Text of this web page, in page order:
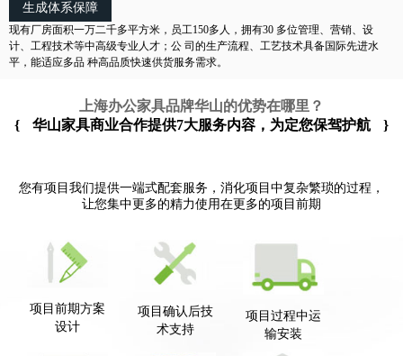
生成体系保障
现有厂房面积一万二千多平方米，员工150多人，拥有30 多位管理、营销、设
计、工程技术等中高级专业人才；公 司的生产流程、工艺技术具备国际先进水
平，能适应多品 种高品质快速供货服务需求。
上海办公家具品牌华山的优势在哪里？
{
华山家具商业合作提供7大服务内容，为定您保驾护航 }
您有项目我们提供一端式配套服务，消化项目中复杂繁琐的过程，
让您集中更多的精力使用在更多的项目前期
项目前期方案
设计
项目确认后技
术支持
项目过程中运
输安装